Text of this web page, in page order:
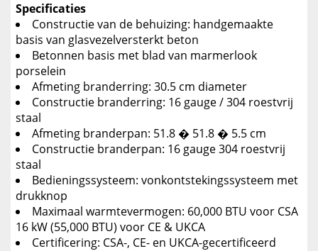
Specificaties
Constructie van de behuizing: handgemaakte
basis van glasvezelversterkt beton
Betonnen basis met blad van marmerlook
porselein
Afmeting branderring: 30.5 cm diameter
Constructie branderring: 16 gauge / 304 roestvrij
staal
Afmeting branderpan: 51.8 � 51.8 � 5.5 cm
Constructie branderpan: 16 gauge 304 roestvrij
staal
Bedieningssysteem: vonkontstekingssysteem met
drukknop
Maximaal warmtevermogen: 60,000 BTU voor CSA
16 kW (55,000 BTU) voor CE & UKCA
Certificering: CSA-, CE- en UKCA-gecertificeerd